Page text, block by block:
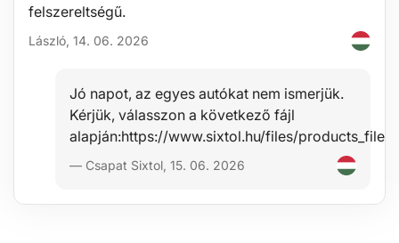
hőmérséklettartományban, -60°C-tól +80°C-ig, valamint nagy
ellenállást biztosít az anyag öregedésével szemben az UV-sugárzás
hatására.
A hipoallergén anyag lehetővé teszi a tálca biztonságos
használatát bármely járműben anélkül, hogy egészségügyi
kockázatot jelentene.
felszereltségű.
László, 14. 06. 2026
Jó napot, az egyes autókat nem ismerjük.
Kérjük, válasszon a következő fájl
alapján:https://www.sixtol.hu/files/
— Csapat Sixtol, 15. 06. 2026